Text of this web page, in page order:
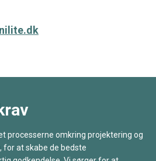
processerne omkring projektering og
at skabe de bedste